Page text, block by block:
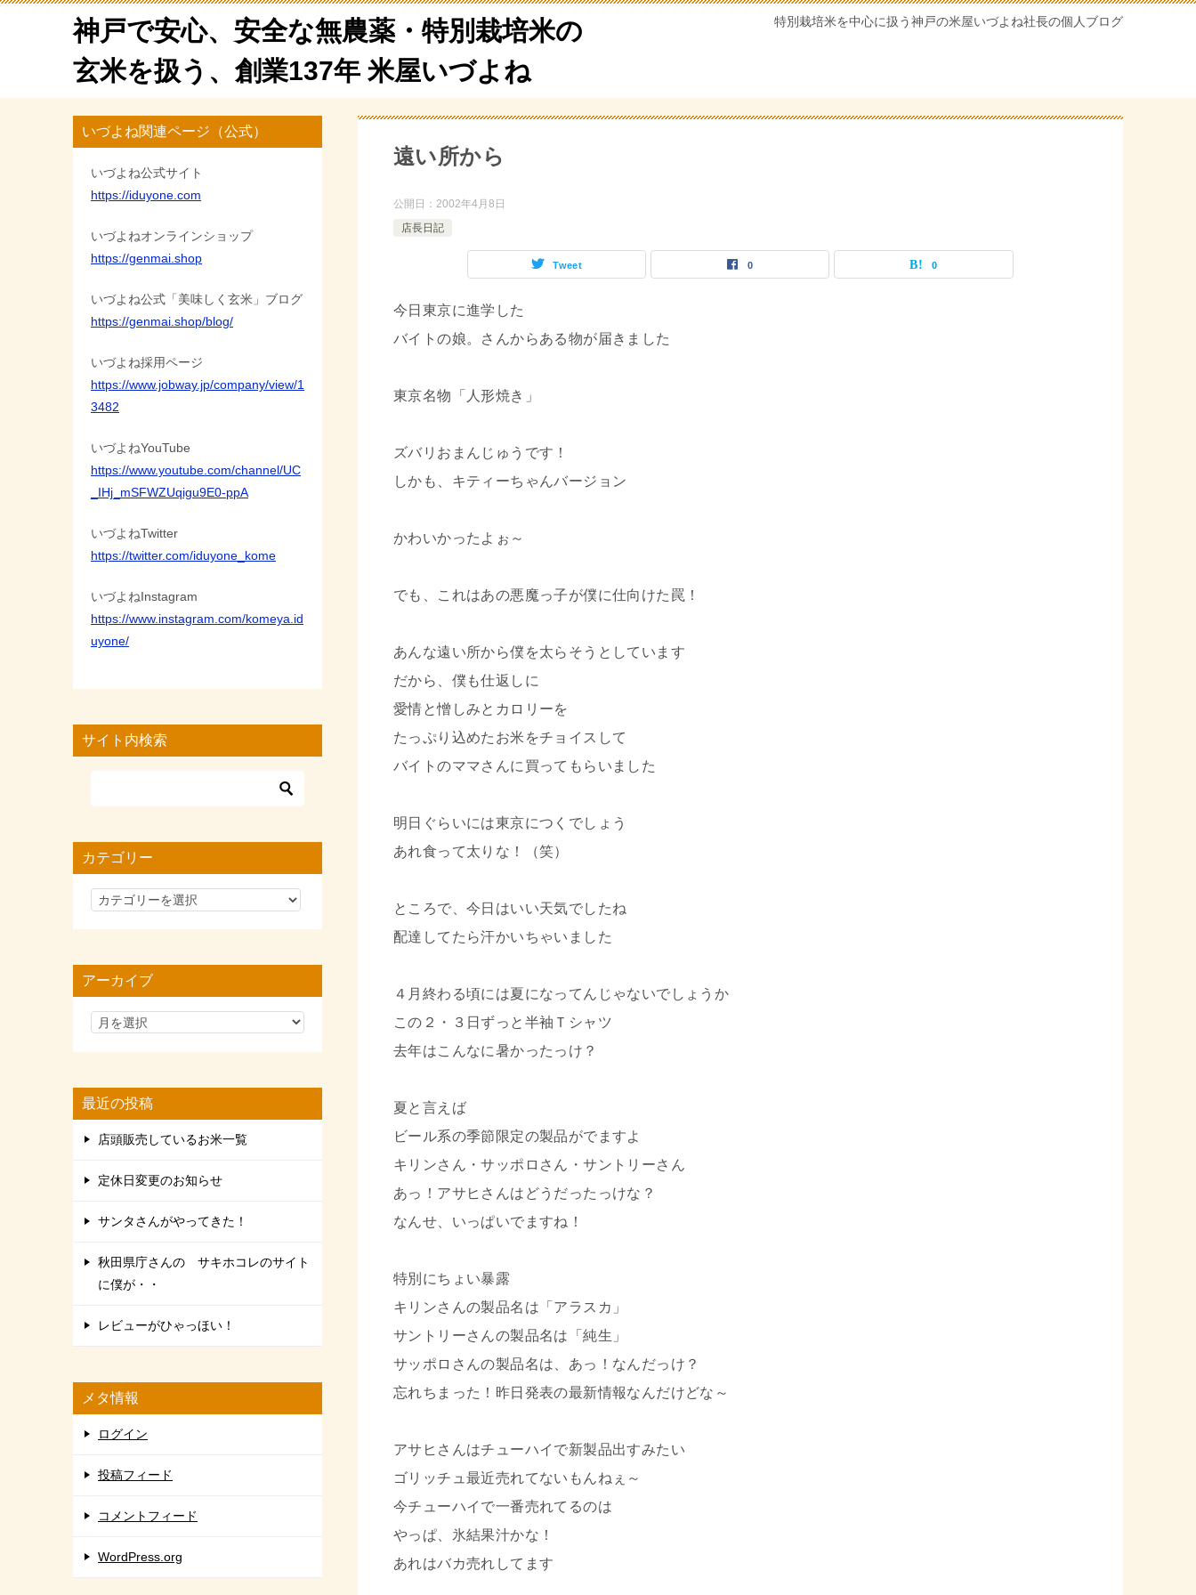
神戸で安心、安全な無農薬・特別栽培米の
玄米を扱う、創業137年 米屋いづよね
特別栽培米を中心に扱う神戸の米屋いづよね社長の個人ブログ
遠い所から
公開日： 2002年4月8日
店長日記
Tweet 0 0
今日東京に進学した
バイトの娘。さんからある物が届きました
東京名物「人形焼き」
ズバリおまんじゅうです！
しかも、キティーちゃんバージョン
かわいかったよぉ～
でも、これはあの悪魔っ子が僕に仕向けた罠！
あんな遠い所から僕を太らそうとしています
だから、僕も仕返しに
愛情と憎しみとカロリーを
たっぷり込めたお米をチョイスして
バイトのママさんに買ってもらいました
明日ぐらいには東京につくでしょう
あれ食って太りな！（笑）
ところで、今日はいい天気でしたね
配達してたら汗かいちゃいました
４月終わる頃には夏になってんじゃないでしょうか
この２・３日ずっと半袖Ｔシャツ
去年はこんなに暑かったっけ？
夏と言えば
ビール系の季節限定の製品がでますよ
キリンさん・サッポロさん・サントリーさん
あっ！アサヒさんはどうだったっけな？
なんせ、いっぱいでますね！
特別にちょい暴露
キリンさんの製品名は「アラスカ」
サントリーさんの製品名は「純生」
サッポロさんの製品名は、あっ！なんだっけ？
忘れちまった！昨日発表の最新情報なんだけどな～
アサヒさんはチューハイで新製品出すみたい
ゴリッチュ最近売れてないもんねぇ～
今チューハイで一番売れてるのは
やっぱ、氷結果汁かな！
あれはバカ売れしてます
いづよね関連ページ（公式）
いづよね公式サイト
https://iduyone.com
いづよねオンラインショップ
https://genmai.shop
いづよね公式「美味しく玄米」ブログ
https://genmai.shop/blog/
いづよね採用ページ
https://www.jobway.jp/company/view/1
3482
いづよねYouTube
https://www.youtube.com/channel/UC
_IHj_mSFWZUqigu9E0-ppA
いづよねTwitter
https://twitter.com/iduyone_kome
いづよねInstagram
https://www.instagram.com/komeya.id
uyone/
サイト内検索
カテゴリー
カ
リ
アーカイブ
最近の投稿
店頭販売しているお米一覧
定休日変更のお知らせ
サンタさんがやってきた！
秋田県庁さんの サキホコレのサイト
に僕が・・
レビューがひゃっほい！
メタ情報
ログイン
投稿フィード
コメントフィード
WordPress.org